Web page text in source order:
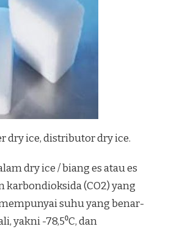
dry ice, distributor dry ice.
dry ice / biang es atau es
(CO2) yang
suhu yang benar-
yakni -78,5⁰C, dan